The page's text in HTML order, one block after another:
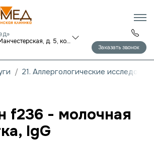
Санкт-Петербург ул. Манчестерская, д. 5, корп. 1
Заказать звонок
21. Аллергологические
f236 - молочная
IgG